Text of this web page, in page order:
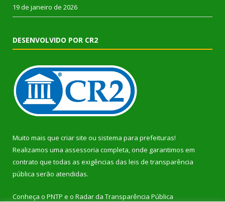
19 de janeiro de 2026
DESENVOLVIDO POR CR2
Muito mais que criar site ou sistema para prefeituras!
Realizamos uma assessoria completa, onde garantimos em
contrato que todas as exigências das leis de transparência
pública serão atendidas.
Conheça o PNTP e o Radar da Transparência Pública